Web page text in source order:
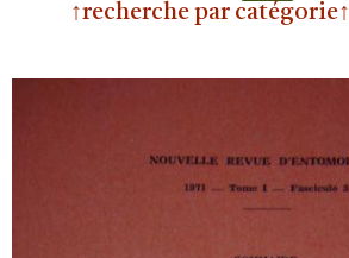
↑recherche par catégorie↑